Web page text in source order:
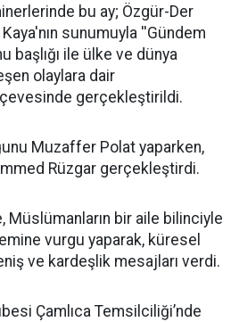
bu ay; Özgür-Der
Kaya'nın sunumuyla ''Gündem
başlığı ile ülke ve dünya
olaylara dair
gerçekleştirildi.
Muzaffer Polat yaparken,
Rüzgar gerçekleştirdi.
Müslümanların bir aile bilinciyle
vurgu yaparak, küresel
ve kardeşlik mesajları verdi.
Çamlıca Temsilciliği’nde